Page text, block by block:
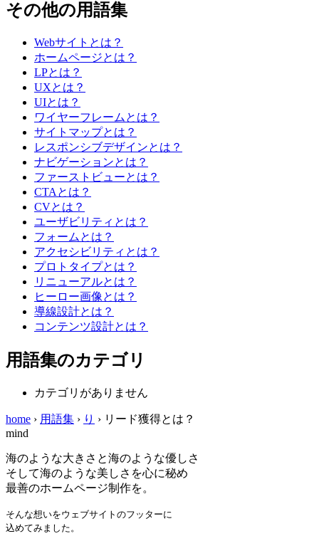
その他の用語集
Webサイトとは？
ホームページとは？
LPとは？
UXとは？
UIとは？
ワイヤーフレームとは？
サイトマップとは？
レスポンシブデザインとは？
ナビゲーションとは？
ファーストビューとは？
CTAとは？
CVとは？
ユーザビリティとは？
フォームとは？
アクセシビリティとは？
プロトタイプとは？
リニューアルとは？
ヒーロー画像とは？
導線設計とは？
コンテンツ設計とは？
用語集のカテゴリ
カテゴリがありません
home › 用語集 › り › リード獲得とは？
mind
海のような大きさと海のような優しさ
そして海のような美しさを心に秘め
最善のホームページ制作を。
そんな想いをウェブサイトのフッターに
込めてみました。